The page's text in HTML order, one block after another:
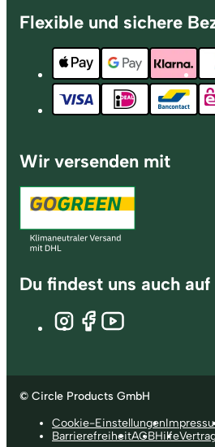
Flexible und sichere
Wir versenden mit
Du findest uns auch auf
© Circle Products GmbH
Cookie-Einstellungen
BarrierefreiheitAGBHilfe